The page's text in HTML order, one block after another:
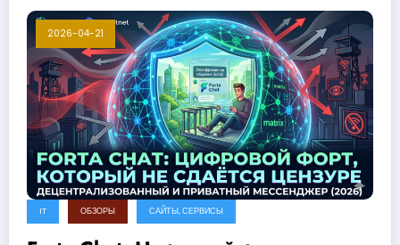
2026-04-21
IT ОБЗОРЫ САЙТЫ, СЕРВИСЫ